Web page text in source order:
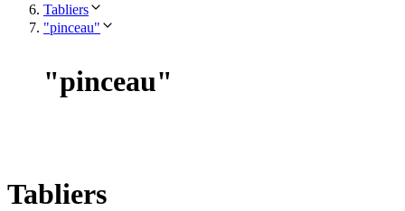
Tabliers
"pinceau"
"pinceau"
Tabliers